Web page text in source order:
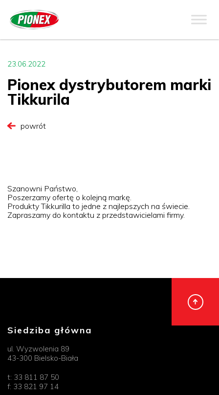
23.06.2022
Pionex dystrybutorem marki
Tikkurila
powrót
Szanowni Państwo,
Poszerzamy ofertę o kolejną markę.
Produkty Tikkurilla to jedne z najlepszych na świecie.
Zapraszamy do kontaktu z przedstawicielami firmy.
Siedziba główna
ul. Wyzwolenia 89
43-300 Bielsko-Biała
t: 33 811 87 50
f: 33 821 97 14